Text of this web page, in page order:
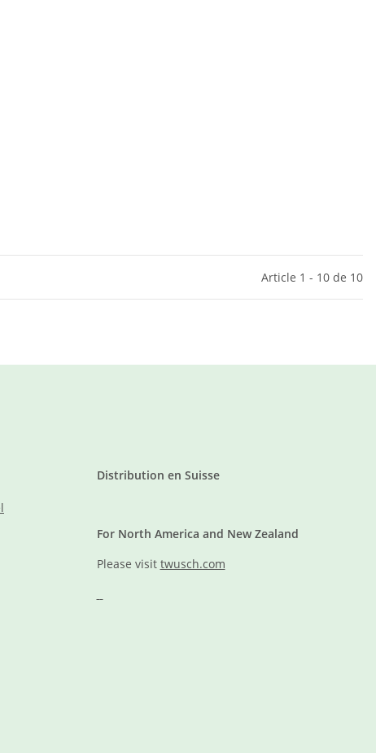
Article 1 - 10 de 10
Distribution en Suisse
For North America and New Zealand
Please visit twusch.com